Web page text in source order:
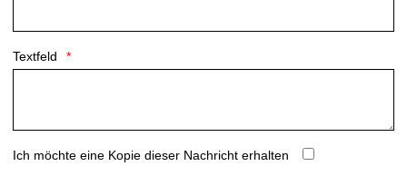
Textfeld
Ich möchte eine Kopie dieser Nachricht erhalten